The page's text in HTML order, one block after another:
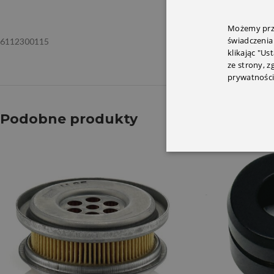
6112300115
Podobne produkty
Możemy
klikając
ze strony,